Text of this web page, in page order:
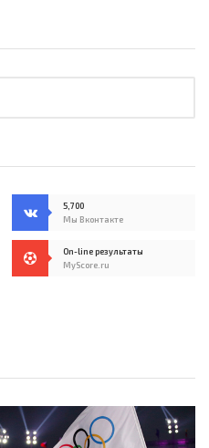
5,700
Мы Вконтакте
On-line результаты
MyScore.ru